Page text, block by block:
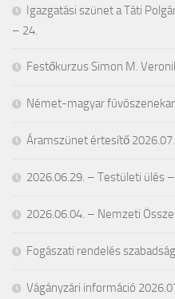
Igazgatási szünet a Táti
– 24.
Festőkurzus Simon M.
Német-magyar
Áramszünet értesítő
2026.06.29. – Testületi ülés
2026.06.04. – Nemzeti
Fogászati rendelés
Vágányzári információ